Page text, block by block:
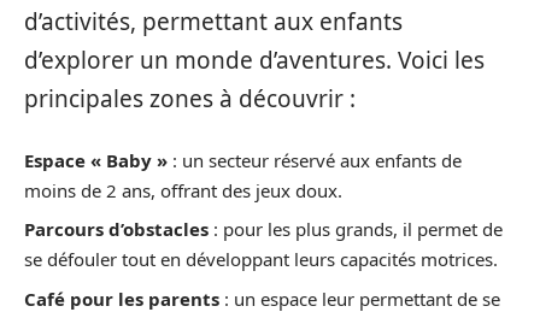
d’activités, permettant aux enfants
d’explorer un monde d’aventures. Voici les
principales zones à découvrir :
Espace « Baby » : un secteur réservé aux enfants de
moins de 2 ans, offrant des jeux doux.
Parcours d’obstacles : pour les plus grands, il permet de
se défouler tout en développant leurs capacités motrices.
Café pour les parents : un espace leur permettant de se